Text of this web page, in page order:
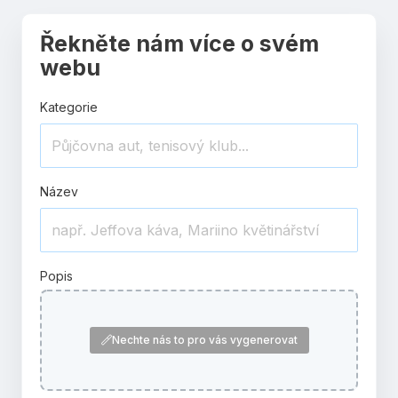
Řekněte nám více o svém
webu
Kategorie
Název
Popis
Nechte nás to pro vás vygenerovat